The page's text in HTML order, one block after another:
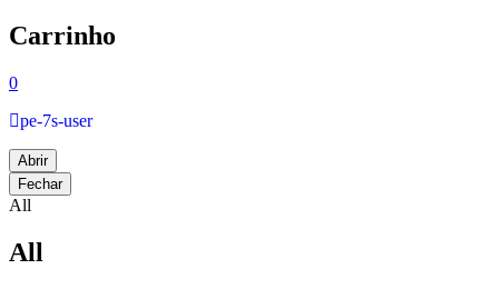
Carrinho
0
pe-7s-user
Abrir
Fechar
All
All